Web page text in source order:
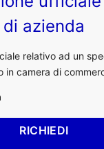
di azienda
relativo ad un
in camera di
RICHIEDI